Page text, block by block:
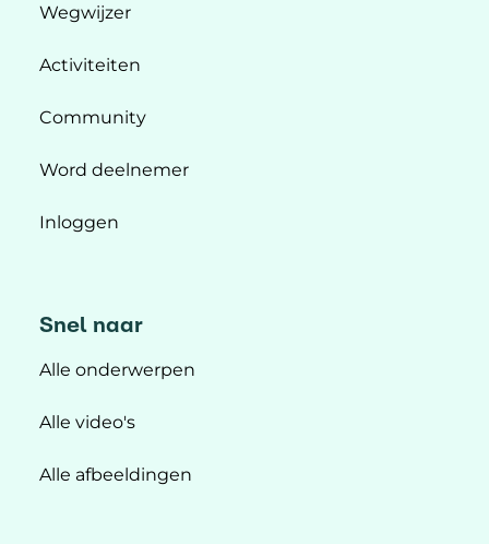
Wegwijzer
Activiteiten
Community
Word deelnemer
Inloggen
Snel naar
Alle onderwerpen
Alle video's
Alle afbeeldingen